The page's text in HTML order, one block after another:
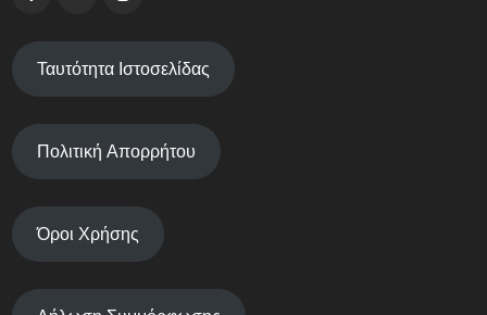
Ταυτότητα Ιστοσελίδας
Πολιτική Απορρήτου
Όροι Χρήσης